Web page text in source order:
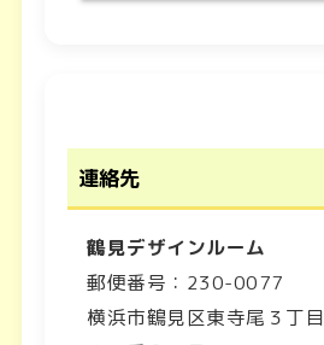
連絡先
鶴見デザインルーム
郵便番号：230-0077
横浜市鶴見区東寺尾３丁目